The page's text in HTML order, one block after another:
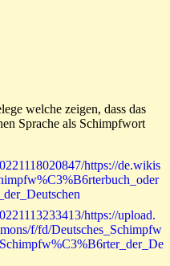
welche zeigen, dass das
Sprache als Schimpfwort
https://de.wikis
https://upload.
f/fd/Deutsches_Schimpfw